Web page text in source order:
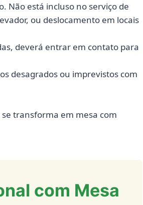
Não está incluso no serviço de
ou deslocamento em locais
deverá entrar em contato para
desagrados ou imprevistos com
transforma em mesa com
com Mesa